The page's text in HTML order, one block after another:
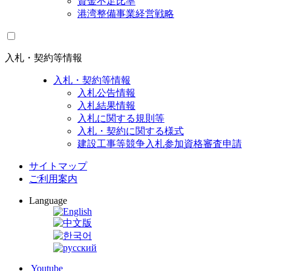
港湾整備事業経営戦略
入札・契約等情報
入札・契約等情報
入札公告情報
入札結果情報
入札に関する規則等
入札・契約に関する様式
建設工事等競争入札参加資格審査申請
サイトマップ
ご利用案内
Language
Youtube